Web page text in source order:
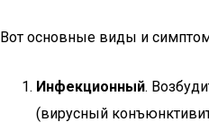
Вот основные виды и
Инфекционный.
(вирусный